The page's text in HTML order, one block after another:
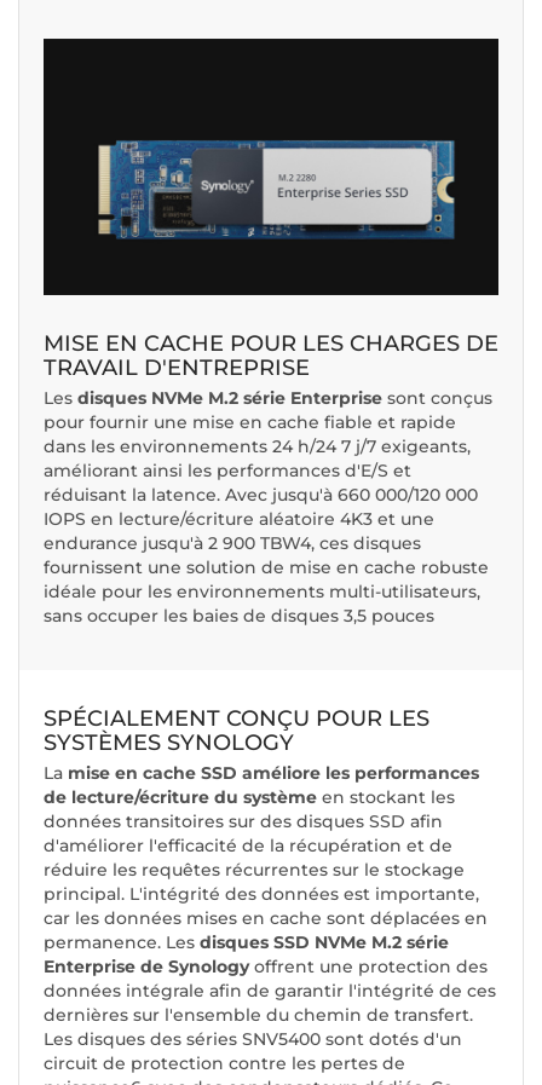
MISE EN CACHE POUR LES CHARGES DE
TRAVAIL D'ENTREPRISE
Les disques NVMe M.2 série Enterprise sont conçus
pour fournir une mise en cache fiable et rapide
dans les environnements 24 h/24 7 j/7 exigeants,
améliorant ainsi les performances d'E/S et
réduisant la latence. Avec jusqu'à 660 000/120 000
IOPS en lecture/écriture aléatoire 4K3 et une
endurance jusqu'à 2 900 TBW4, ces disques
fournissent une solution de mise en cache robuste
idéale pour les environnements multi-utilisateurs,
sans occuper les baies de disques 3,5 pouces
SPÉCIALEMENT CONÇU POUR LES
SYSTÈMES SYNOLOGY
La mise en cache SSD améliore les performances
de lecture/écriture du système en stockant les
données transitoires sur des disques SSD afin
d'améliorer l'efficacité de la récupération et de
réduire les requêtes récurrentes sur le stockage
principal. L'intégrité des données est importante,
car les données mises en cache sont déplacées en
permanence. Les disques SSD NVMe M.2 série
Enterprise de Synologyoffrent une protection des
données intégrale afin de garantir l'intégrité de ces
dernières sur l'ensemble du chemin de transfert.
Les disques des séries SNV5400 sont dotés d'un
circuit de protection contre les pertes de